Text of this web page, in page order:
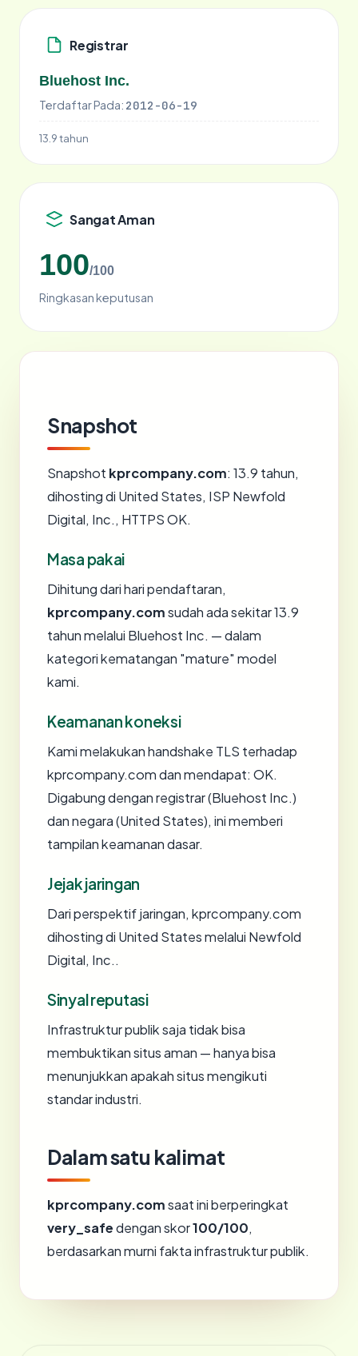
Registrar
Bluehost Inc.
Terdaftar Pada: 2012-06-19
13.9 tahun
Sangat Aman
100/100
Ringkasan keputusan
Snapshot
Snapshot kprcompany.com: 13.9 tahun,
dihosting di United States, ISP Newfold
Digital, Inc., HTTPS OK.
Masa pakai
Dihitung dari hari pendaftaran,
kprcompany.comsudah ada sekitar 13.9
tahun melalui Bluehost Inc. — dalam
kategori kematangan "mature" model
kami.
Keamanan koneksi
Kami melakukan handshake TLS terhadap
kprcompany.com dan mendapat: OK.
Digabung dengan registrar (Bluehost Inc.)
dan negara (United States), ini memberi
tampilan keamanan dasar.
Jejak jaringan
Dari perspektif jaringan, kprcompany.com
dihosting di United States melalui Newfold
Digital, Inc..
Sinyal reputasi
Infrastruktur publik saja tidak bisa
membuktikan situs aman — hanya bisa
menunjukkan apakah situs mengikuti
standar industri.
Dalam satu kalimat
kprcompany.comsaat ini berperingkat
very_safedengan skor100/100,
berdasarkan murni fakta infrastruktur publik.